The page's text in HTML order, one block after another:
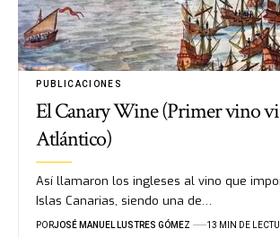
PUBLICACIONES
El Canary Wine (Primer vino
Atlántico)
Así llamaron los ingleses al vino que
Islas Canarias, siendo una de…
PORJOSÉ MANUEL LUSTRES GÓMEZ 13 MIN DE